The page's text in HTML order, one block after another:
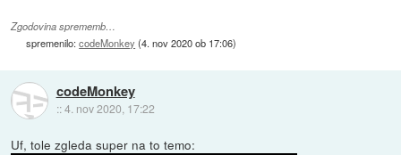
Zgodovina sprememb…
spremenilo:codeMonkey (4. nov 2020 ob 17:06)
codeMonkey
::4. nov 2020, 17:22
Uf, tole zgleda super na to temo: